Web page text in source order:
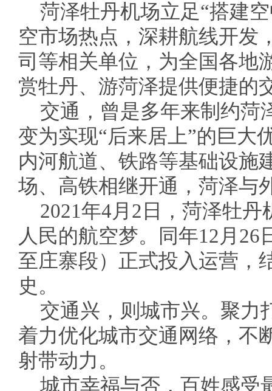
菏泽牡丹机场立足“搭建
空市场热点，深耕航线开发
司等相关单位，为全国各地
赏牡丹、游菏泽提供便捷的
交通，曾是多年来制约菏
变为实现“后来居上”的巨大
内河航道、铁路等基础设施
场、高铁相继开通，菏泽与
2021年4月2日，菏泽牡
人民的航空梦。同年12月
至庄寨段）正式投入运营，
史。
交通兴，则城市兴。聚力
着力优化城市交通网络，不
射带动力。
城市幸福与否，百姓感受